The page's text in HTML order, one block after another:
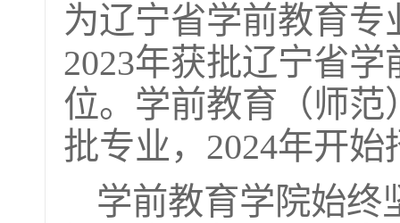
为辽宁省学前教育
2023年获批辽宁省
位。学前教育（师
批专业，2024年开始
学前教育学院始终